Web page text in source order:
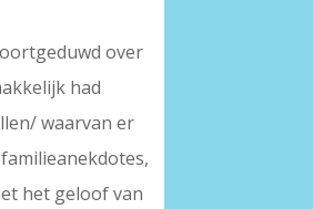
over
had
waarvan er
het geloof van